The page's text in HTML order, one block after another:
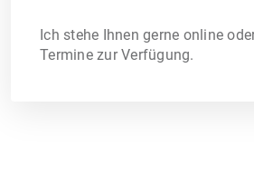
Ich stehe Ihnen gerne online
Termine zur Verfügung.